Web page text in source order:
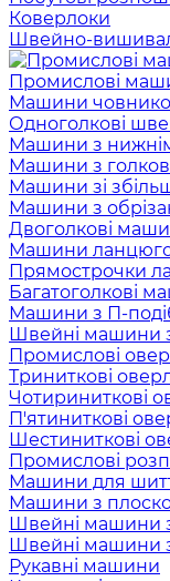
Коверлоки
Швейно-
Промислові
Машини
Одноголкові
Машини з
Машини з
Машини зі
Машини з
Двоголкові
Машини
Прямострочки
Багатоголкові
Машини з П-
Швейні машини
Промислові
Триниткові
Чотириниткові
П'ятиниткові
Шестиниткові
Промислові
Машини для
Машини з
Швейні машини
Швейні машини
Рукавні машини